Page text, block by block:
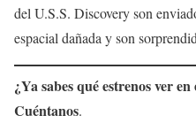
del U.S.S. Discovery son
espacial dañada y son
¿Ya sabes qué estrenos ver en
Cuéntanos.